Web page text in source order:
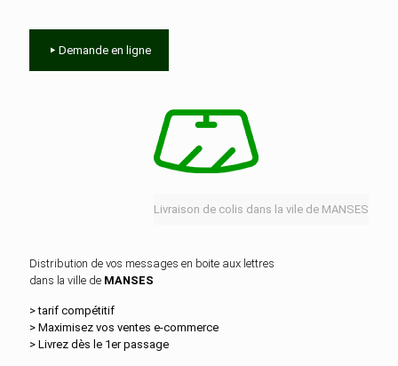
Demande en ligne
Livraison de colis dans la vile de MANSES
Distribution de vos messages en boite aux lettres
dans la ville de MANSES
> tarif compétitif
> Maximisez vos ventes e‑commerce
> Livrez dès le 1er passage